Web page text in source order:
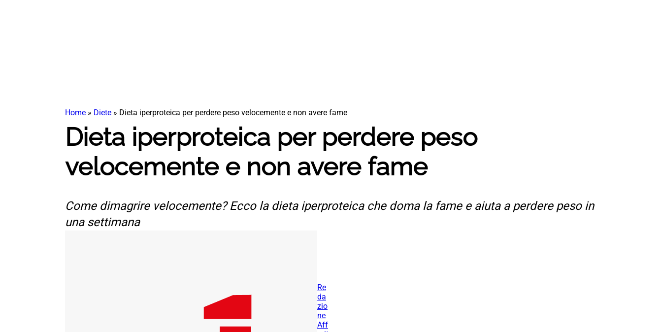
Home » Diete » Dieta iperproteica per perdere peso velocemente e non avere fame
Dieta iperproteica per perdere peso
velocemente e non avere fame
Come dimagrire velocemente? Ecco la dieta iperproteica che doma la fame e aiuta a perdere peso in
una settimana
Re
da
zio
ne
Aff